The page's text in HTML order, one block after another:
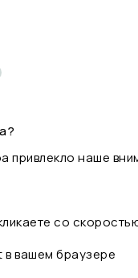
привлекло наше
со
вашем браузере